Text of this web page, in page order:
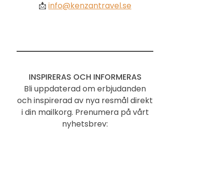
📩 info@kenzantravel.se
INSPIRERAS OCH INFORMERAS
Bli uppdaterad om erbjudanden
och inspirerad av nya resmål direkt
i din mailkorg. Prenumera på vårt
nyhetsbrev: